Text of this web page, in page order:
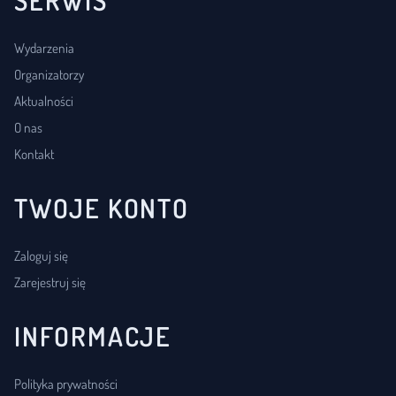
Wydarzenia
Organizatorzy
Aktualności
O nas
Kontakt
TWOJE KONTO
Zaloguj się
Zarejestruj się
INFORMACJE
Polityka prywatności